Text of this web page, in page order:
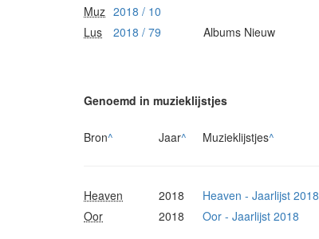
Muz 2018 / 10
Lus
2018 / 79 Albums Nieuw
Genoemd in muzieklijstjes
Bron^ Jaar^ Muzieklijstjes^
Heaven 2018 Heaven - Jaarlijst 2018
Oor
2018 Oor - Jaarlijst 2018